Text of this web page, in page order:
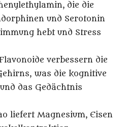
die die
und Serotonin
hebt und Stress
verbessern die
was die kognitive
das Gedächtnis
liefert Magnesium, Eisen